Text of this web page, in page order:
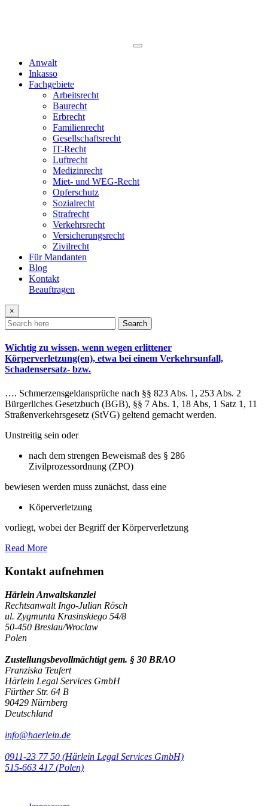
Anwalt
Inkasso
Fachgebiete
Arbeitsrecht
Baurecht
Erbrecht
Familienrecht
Gesellschaftsrecht
IT-Recht
Luftrecht
Medizinrecht
Miet- und WEG-Recht
Opferschutz
Sozialrecht
Strafrecht
Verkehrsrecht
Versicherungsrecht
Zivilrecht
Für Mandanten
Blog
Kontakt
Beauftragen
×
Search
Wichtig zu wissen, wenn wegen erlittener
Körperverletzung(en), etwa bei einem Verkehrsunfall,
Schadensersatz- bzw.
…. Schmerzensgeldansprüche nach §§ 823 Abs. 1, 253 Abs. 2
Bürgerliches Gesetzbuch (BGB), §§ 7 Abs. 1, 18 Abs, 1 Satz 1, 11
Straßenverkehrsgesetz (StVG) geltend gemacht werden.
Unstreitig sein oder
nach dem strengen Beweismaß des § 286
Zivilprozessordnung (ZPO)
bewiesen werden muss zunächst, dass eine
Köperverletzung
vorliegt, wobei der Begriff der Körperverletzung
Read More
Kontakt aufnehmen
Härlein Anwaltskanzlei
Rechtsanwalt Ingo-Julian Rösch
ul. Zygmunta Krasinskiego 54/8
50-450 Breslau/Wroclaw
Polen
Zustellungsbevollmächtigt gem. § 30 BRAO
Franziska Teufert
Härlein Legal Services GmbH
Fürther Str. 64 B
90429 Nürnberg
Deutschland
info@haerlein.de
0911-23 77 50 (Härlein Legal Services GmbH)
‭515-663 417 (Polen)‬‬‬